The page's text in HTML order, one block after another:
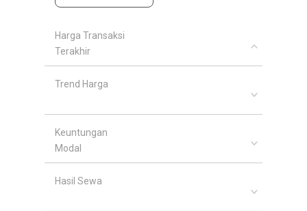
Harga Transaksi
Terakhir
Trend Harga
Keuntungan
Modal
Hasil Sewa